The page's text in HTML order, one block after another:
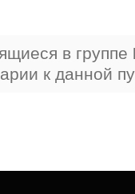
в группе
к данной